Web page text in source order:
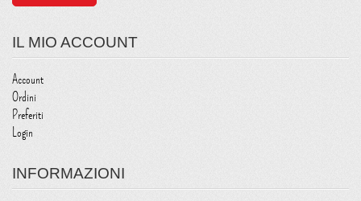
IL MIO ACCOUNT
Account
Ordini
Preferiti
Login
INFORMAZIONI